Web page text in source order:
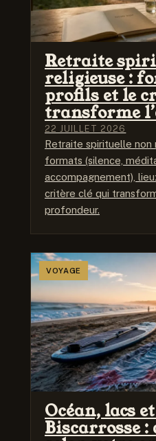
Retraite
religieuse :
profils et le
transforme
22 JUILLET 2026
Retraite spirituelle non
formats (silence,
accompagnement),
critère clé qui
profondeur.
VOYAGE
Océan, lacs
Biscarrosse